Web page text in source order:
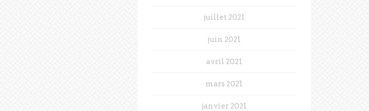
juillet 2021
juin 2021
avril 2021
mars 2021
janvier 2021